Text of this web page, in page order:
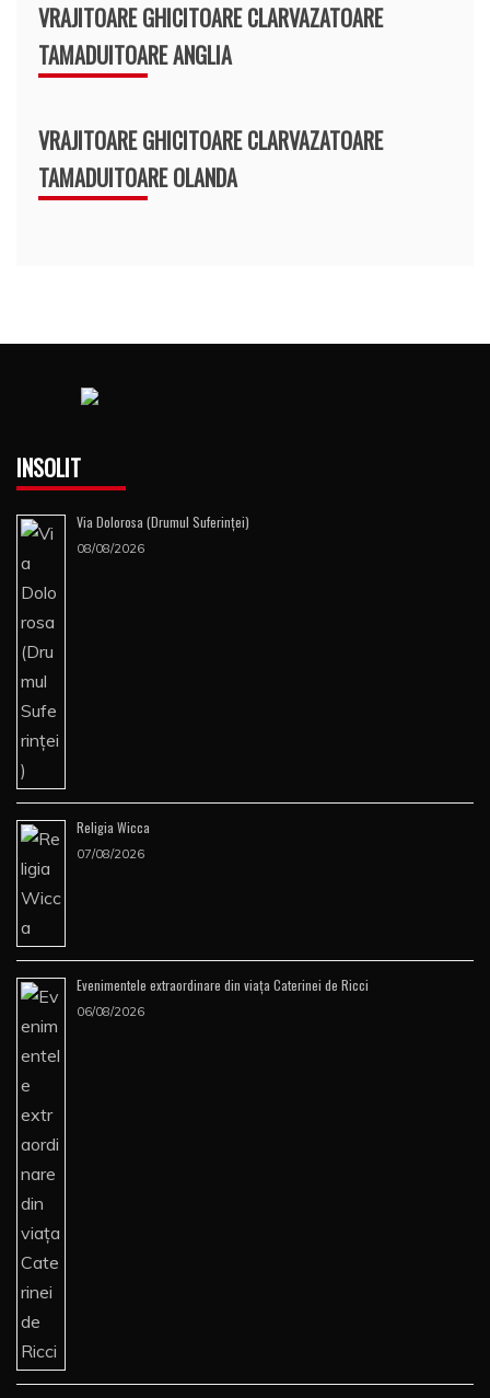
VRAJITOARE GHICITOARE CLARVAZATOARE
TAMADUITOARE ANGLIA
VRAJITOARE GHICITOARE CLARVAZATOARE
TAMADUITOARE OLANDA
INSOLIT
Via Dolorosa (Drumul Suferinţei)
08/08/2026
Religia Wicca
07/08/2026
Evenimentele extraordinare din viața Caterinei de Ricci
06/08/2026